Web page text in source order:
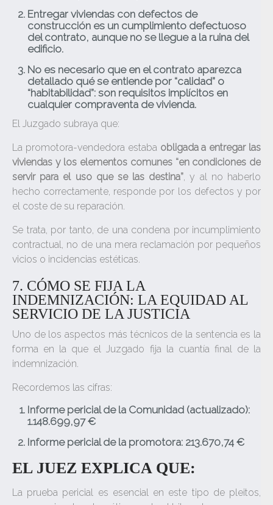
Entregar viviendas con defectos de
construcción es un cumplimiento defectuoso
del contrato, aunque no se llegue a la ruina del
edificio.
No es necesario que en el contrato aparezca
detallado qué se entiende por “calidad” o
“habitabilidad”: son requisitos implícitos en
cualquier compraventa de vivienda.
El Juzgado subraya que:
La promotora-vendedora estaba obligada a entregar las
viviendas y los elementos comunes “en condiciones de
servir para el uso que se las destina” , y al no haberlo
hecho correctamente, responde por los defectos y por
el coste de su reparación.
Se trata, por tanto, de una condena por incumplimiento
contractual, no de una mera reclamación por pequeños
vicios o incidencias estéticas.
7. CÓMO SE FIJA LA
INDEMNIZACIÓN: LA EQUIDAD AL
SERVICIO DE LA JUSTICIA
Uno de los aspectos más técnicos de la sentencia es la
forma en la que el Juzgado fija la cuantía final de la
indemnización.
Recordemos las cifras:
Informe pericial de la Comunidad (actualizado):
1.148.699,97 €
Informe pericial de la promotora: 213.670,74 €
EL JUEZ EXPLICA QUE:
La prueba pericial es esencial en este tipo de pleitos,